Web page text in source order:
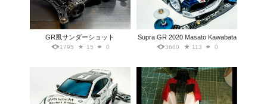
GR風サンダーショット
1795 15 0
Supra GR 2020 Masato Kawabata
3660 113 0